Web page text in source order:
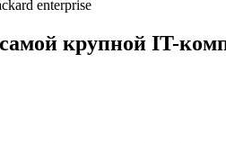
крупной IT-